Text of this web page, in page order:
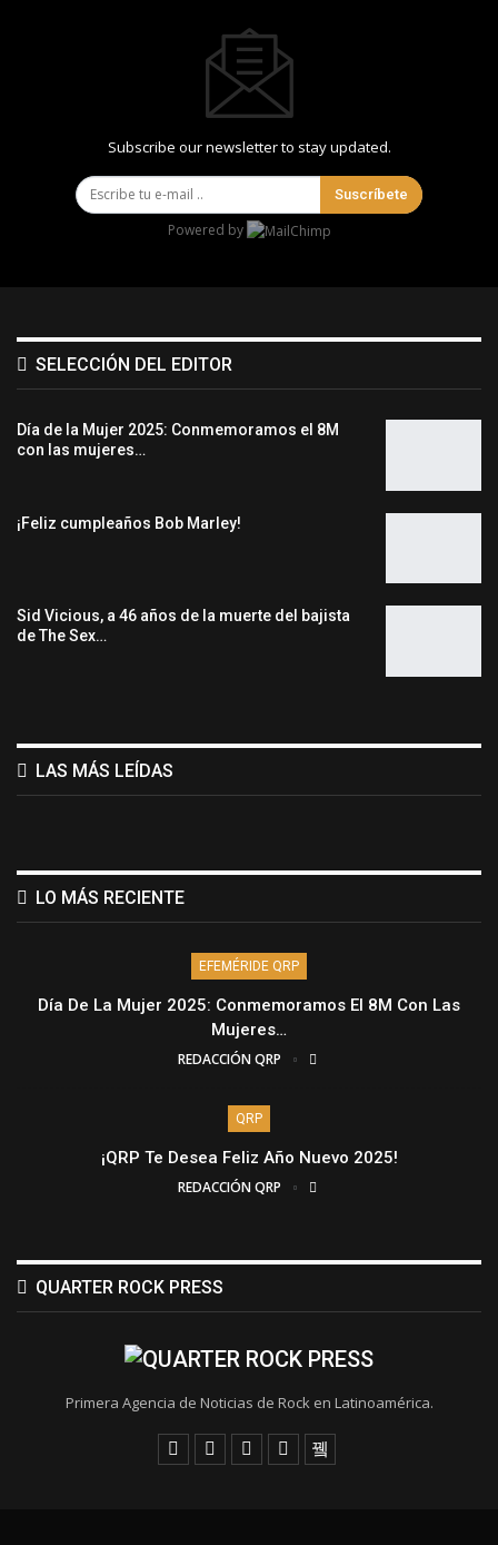
Subscribe our newsletter to stay updated.
Suscríbete
Powered by
SELECCIÓN DEL EDITOR
Día de la Mujer 2025: Conmemoramos el 8M
con las mujeres…
¡Feliz cumpleaños Bob Marley!
Sid Vicious, a 46 años de la muerte del bajista
de The Sex…
LAS MÁS LEÍDAS
LO MÁS RECIENTE
EFEMÉRIDE QRP
Día De La Mujer 2025: Conmemoramos El 8M Con Las
Mujeres…
REDACCIÓN QRP
QRP
¡QRP Te Desea Feliz Año Nuevo 2025!
REDACCIÓN QRP
QUARTER ROCK PRESS
Primera Agencia de Noticias de Rock en Latinoamérica.